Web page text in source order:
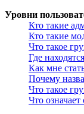
Уровни
Кто такие
Кто такие
Что такое
Где
Как мне
Почему
Что такое
Что